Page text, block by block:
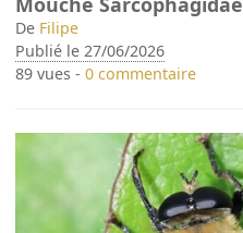
De Filipe
Publié le 27/06/2026
89 vues -0 commentaire